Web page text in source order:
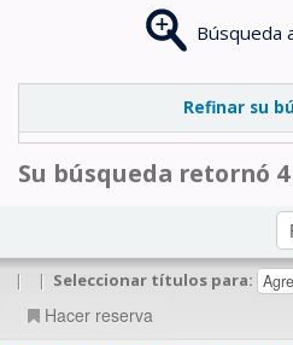
Búsqueda
Refinar su
Su búsqueda retornó
| | Seleccionar títulos para:
Hacer reserva